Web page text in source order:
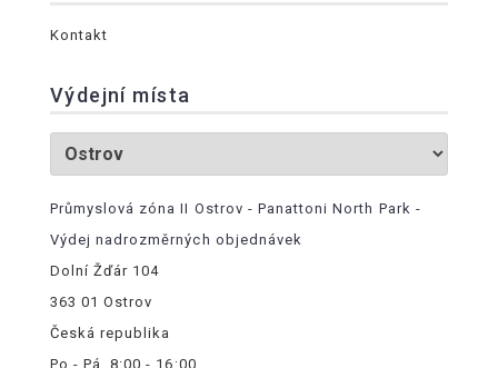
Kontakt
Výdejní místa
Průmyslová zóna II Ostrov - Panattoni North Park -
Výdej nadrozměrných objednávek
Dolní Žďár 104
363 01 Ostrov
Česká republika
Po - Pá, 8:00 - 16:00